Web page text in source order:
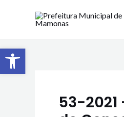
53-
Barra de